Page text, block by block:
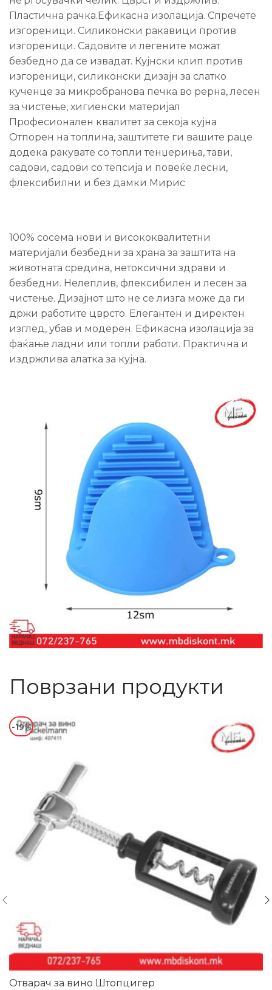
Пластична рачка.Ефикасна изолација. Спречете
изгореници. Силиконски ракавици против
изгореници. Садовите и легените можат
безбедно да се извадат. Кујнски клип против
изгореници, силиконски дизајн за слатко
кученце за микробранова печка во рерна, лесен
за чистење, хигиенски материјал
Професионален квалитет за секоја кујна
Отпорен на топлина, заштитете ги вашите раце
додека ракувате со топли тенџериња, тави,
садови, садови со тепсија и повеќе лесни,
флексибилни и без дамки Мирис
100% сосема нови и висококвалитетни
материјали безбедни за храна за заштита на
животната средина, нетоксични здрави и
безбедни. Нелеплив, флексибилен и лесен за
чистење. Дизајнот што не се лизга може да ги
држи работите цврсто. Елегантен и директен
изглед, убав и модерен. Ефикасна изолација за
фаќање ладни или топли работи. Практична и
издржлива алатка за кујна.
Поврзани продукти
-19%
Отварач за вино Штопцигер